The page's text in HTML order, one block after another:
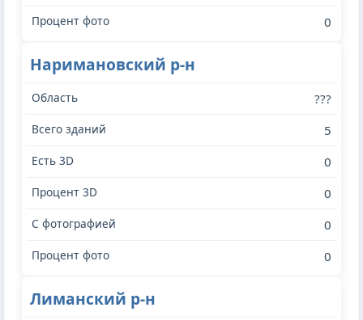
0
Наримановский р-н
???
5
0
0
0
0
Лиманский р-н